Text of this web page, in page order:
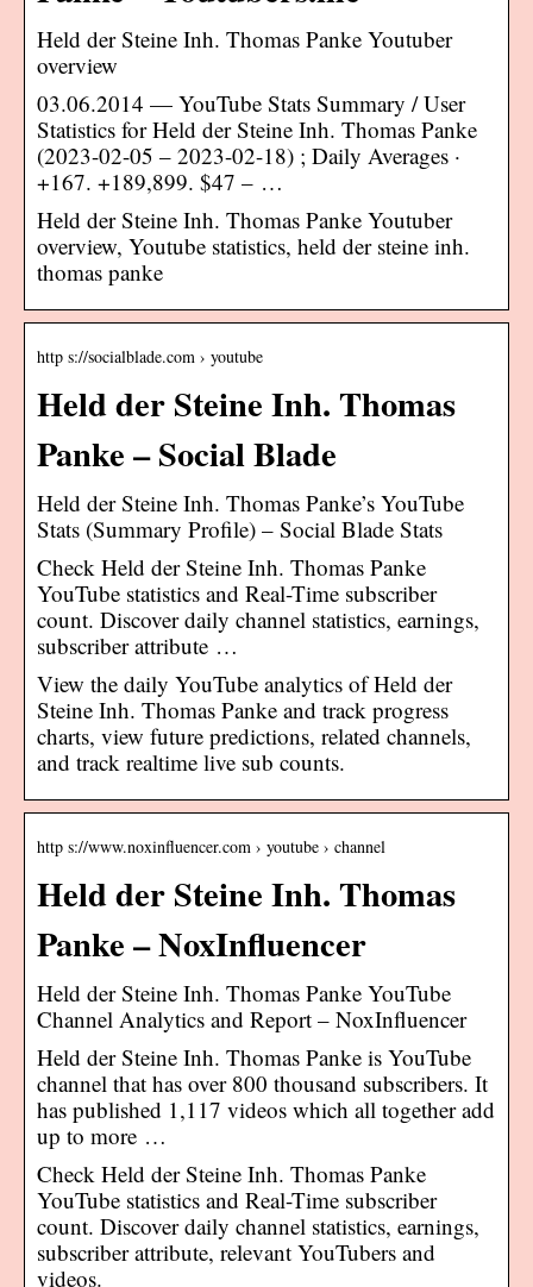
Held der Steine Inh. Thomas Panke Youtuber
overview
03.06.2014 — YouTube Stats Summary / User
Statistics for Held der Steine Inh. Thomas Panke
(2023-02-05 – 2023-02-18) ; Daily Averages ·
+167. +189,899. $47 – …
Held der Steine Inh. Thomas Panke Youtuber
overview, Youtube statistics, held der steine inh.
thomas panke
http s://socialblade.com › youtube
Held der Steine Inh. Thomas
Panke – Social Blade
Held der Steine Inh. Thomas Panke’s YouTube
Stats (Summary Profile) – Social Blade Stats
Check Held der Steine Inh. Thomas Panke
YouTube statistics and Real-Time subscriber
count. Discover daily channel statistics, earnings,
subscriber attribute …
View the daily YouTube analytics of Held der
Steine Inh. Thomas Panke and track progress
charts, view future predictions, related channels,
and track realtime live sub counts.
http s://www.noxinfluencer.com › youtube › channel
Held der Steine Inh. Thomas
Panke – NoxInfluencer
Held der Steine Inh. Thomas Panke YouTube
Channel Analytics and Report – NoxInfluencer
Held der Steine Inh. Thomas Panke is YouTube
channel that has over 800 thousand subscribers. It
has published 1,117 videos which all together add
up to more …
Check Held der Steine Inh. Thomas Panke
YouTube statistics and Real-Time subscriber
count. Discover daily channel statistics, earnings,
subscriber attribute, relevant YouTubers and
videos.